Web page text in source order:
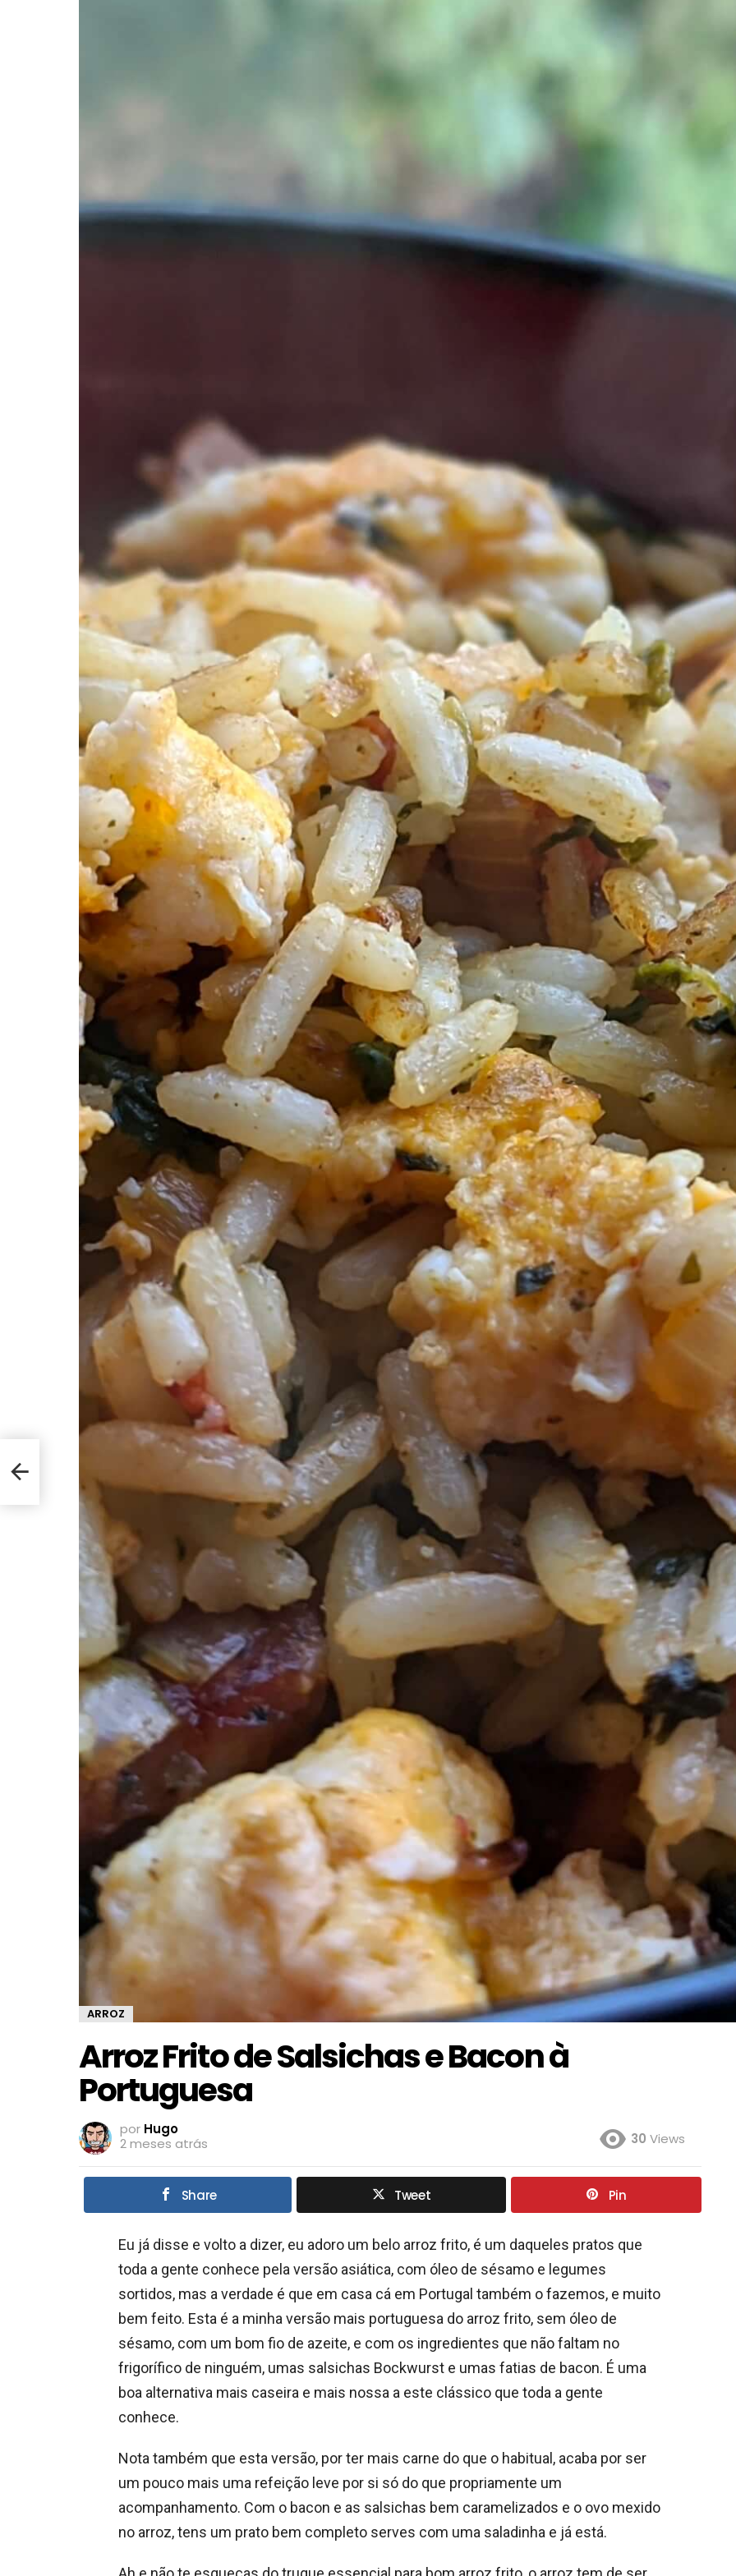
ARROZ
Arroz Frito de Salsichas e Bacon à
Portuguesa
por Hugo
2 meses atrás
30 Views
Share Tweet Pin
Eu já disse e volto a dizer, eu adoro um belo arroz frito, é um daqueles pratos que
toda a gente conhece pela versão asiática, com óleo de sésamo e legumes
sortidos, mas a verdade é que em casa cá em Portugal também o fazemos, e muito
bem feito. Esta é a minha versão mais portuguesa do arroz frito, sem óleo de
sésamo, com um bom fio de azeite, e com os ingredientes que não faltam no
frigorífico de ninguém, umas salsichas Bockwurst e umas fatias de bacon. É uma
boa alternativa mais caseira e mais nossa a este clássico que toda a gente
conhece.
Nota também que esta versão, por ter mais carne do que o habitual, acaba por ser
um pouco mais uma refeição leve por si só do que propriamente um
acompanhamento. Com o bacon e as salsichas bem caramelizados e o ovo mexido
no arroz, tens um prato bem completo serves com uma saladinha e já está.